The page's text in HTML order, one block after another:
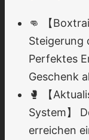
👊 【
Steigerung
Perfektes
Geschenk
🥊 【
System】
erreichen